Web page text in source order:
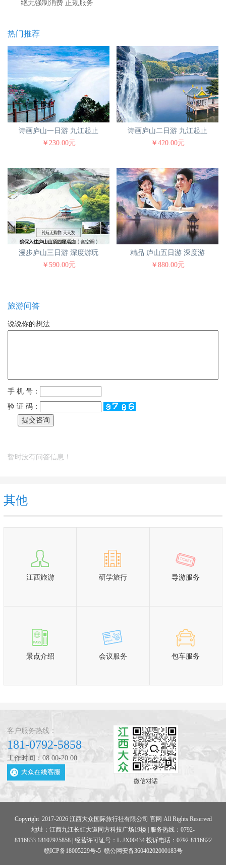
绝无强制消费 正规服务
热门推荐
诗画庐山一日游 九江起止
￥230.00元
诗画庐山二日游 九江起止
￥420.00元
漫步庐山三日游 深度游玩
￥590.00元
精品 庐山五日游 深度游
￥880.00元
旅游问答
说说你的想法
手 机 号：
验 证 码：
暂时没有问答信息！
其他
江西旅游 研学旅行 导游服务
景点介绍 会议服务 包车服务
客户服务热线：
181-0792-5858
工作时间：08:00-20:00
微信对话
Copyright 2017-2026 江西大众国际旅行社有限公司 官网 All Rights Reserved
地址：江西九江长虹大道同方科技广场19楼 | 服务热线：0792-
8116833 18107925858 | 经营许可证号：L-JX00434 投诉电话：0792-8116822
赣ICP备18005229号-5 赣公网安备36040202000183号